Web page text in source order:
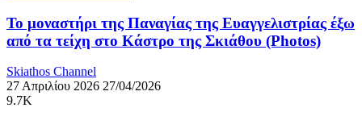
Το μοναστήρι της Παναγίας της Ευαγγελιστρίας έξω
από τα τείχη στο Κάστρο της Σκιάθου (Photos)
Skiathos Channel
27 Απριλίου 2026 27/04/2026
9.7K